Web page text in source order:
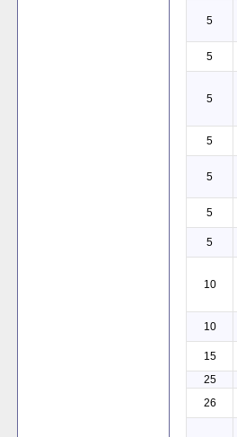
5
5
5
5
5
5
5
10
10
15
25
26